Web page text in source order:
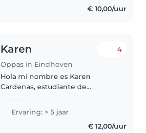
€ 10,00/uur
Karen
Oppas in Eindhoven
4
Hola mi nombre es Karen
Cardenas, estudiante de
Infantil por mitad de carrera,
tengo experiencia con los niños,
tengo la capacidad y la vocación
Ervaring: > 5 jaar
€ 12,00/uur